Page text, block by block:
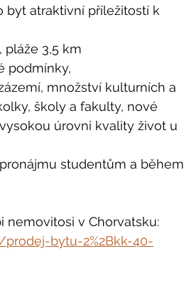
byt atraktivní příležitostí k
pláže 3,5 km
podmínky,
množství kulturních a
školy a fakulty, nové
úrovni kvality život u
studentům a během
nemovitosi v Chorvatsku:
bytu-2%2Bkk-40-